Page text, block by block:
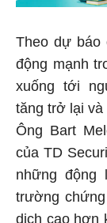
Theo dự báo
động mạnh
xuống tới
tăng trở lại và
Ông Bart
của TD
những động
trường
dịch cao hơn